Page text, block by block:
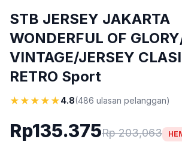
STB JERSEY JAKARTA
WONDERFUL OF
VINTAGE/JERSEY
RETRO Sport
★ ★ ★ ★ ★4.8(486 ulasan pelanggan)
Rp135.375Rp 203,063